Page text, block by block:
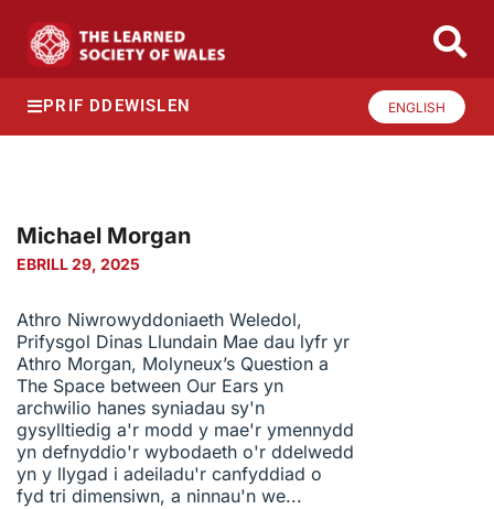
PRIF DDEWISLEN ENGLISH
Michael Morgan
EBRILL 29, 2025
Athro Niwrowyddoniaeth Weledol,
Prifysgol Dinas Llundain Mae dau lyfr yr
Athro Morgan, Molyneux’s Question a
The Space between Our Ears yn
archwilio hanes syniadau sy'n
gysylltiedig a'r modd y mae'r ymennydd
yn defnyddio'r wybodaeth o'r ddelwedd
yn y llygad i adeiladu'r canfyddiad o
fyd tri dimensiwn, a ninnau'n we...